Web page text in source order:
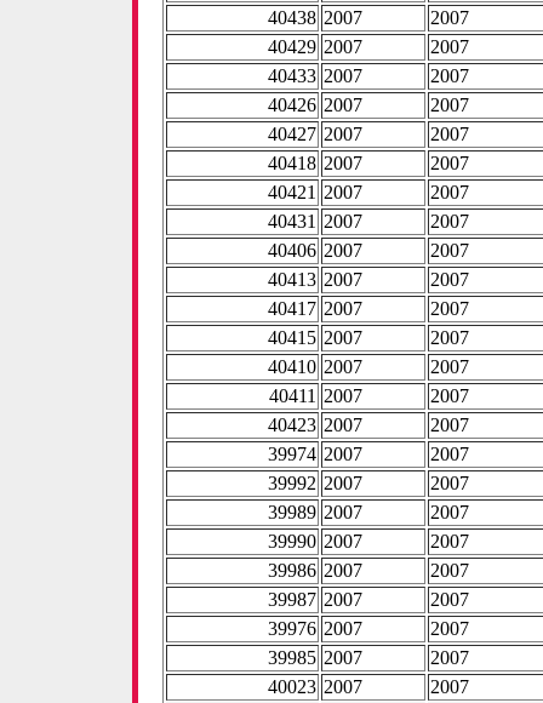
40438 2007
2007
40429 2007
2007
40433 2007
2007
40426 2007
2007
40427 2007
2007
40418 2007
2007
40421 2007
2007
40431 2007
2007
40406 2007
2007
40413 2007
2007
40417 2007
2007
40415 2007
2007
40410 2007
2007
40411 2007
2007
40423 2007
2007
39974 2007
2007
39992 2007
2007
39989 2007
2007
39990 2007
2007
39986 2007
2007
39987 2007
2007
39976 2007
2007
39985 2007
2007
40023 2007
2007